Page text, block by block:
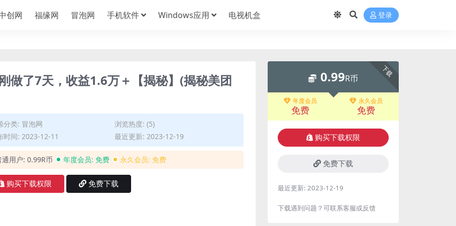
创网 福缘网 冒泡网 手机软件 Windows应用 电视机盒 登录
做了7天，收益1.6万＋【揭秘】(揭秘美团
分类: 冒泡网
浏览热度: (5)
时间: 2023-12-11
最近更新: 2023-12-19
通用户: 0.99R币 年度会员: 免费 永久会员: 免费
购买下载权限 免费下载
下载
0.99R币
年度会员
免费
永久会员
免费
购买下载权限
免费下载
最近更新: 2023-12-19
下载遇到问题？可联系客服或反馈